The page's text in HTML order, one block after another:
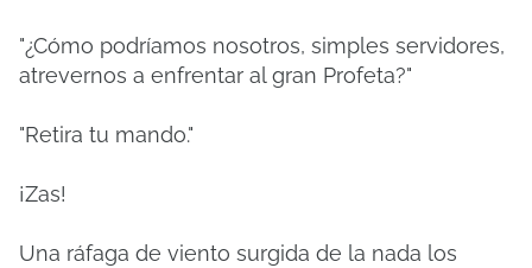
"¿Cómo podríamos nosotros, simples servidores,
atrevernos a enfrentar al gran Profeta?"
"Retira tu mando."
¡Zas!
Una ráfaga de viento surgida de la nada los